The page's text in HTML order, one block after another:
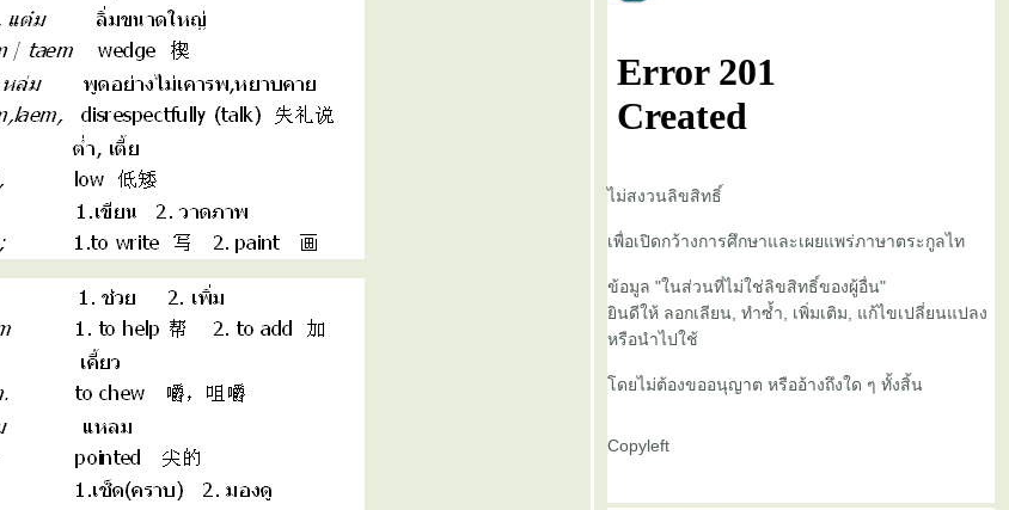
ไม่สงวนลิขสิทธิ์
เพื่อเปิดกว้างการศึกษาและเผยแพร่ภาษาตระกูลไท
ข้อมูล "ในส่วนที่ไม่ใช่ลิขสิทธิ์ของผู้อื่น"
ินดีให้ ลอกเลียน, ทำซ้ำ, เพิ่มเติม, แก้ไขเปลี่ยนแปลง
หรือนำไปใช้
ดยไม่ต้องขออนุญาต หรืออ้างถึงใด ๆ ทั้งสิ้น
Copyleft